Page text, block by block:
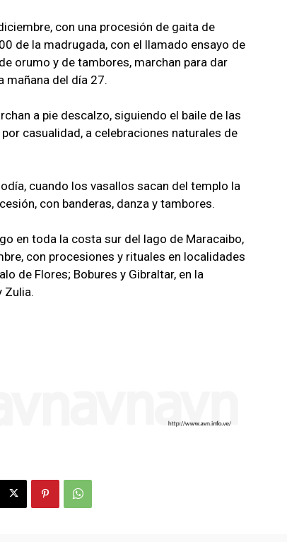
con una procesión de gaita de
de la madrugada, con el llamado ensayo de
orumo y de tambores, marchan para dar
mañana del día 27.
a pie descalzo, siguiendo el baile de las
casualidad, a celebraciones naturales de
cuando los vasallos sacan del templo la
con banderas, danza y tambores.
en toda la costa sur del lago de Maracaibo,
con procesiones y rituales en localidades
de Flores; Bobures y Gibraltar, en la
Zulia.